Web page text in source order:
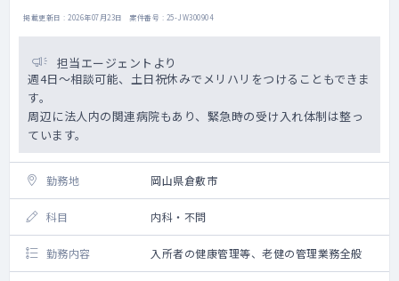
掲載更新日 : 2026年07月23日 案件番号 : 25-JW300904
担当エージェントより
週4日～相談可能、土日祝休みでメリハリをつけることもできま
す。
周辺に法人内の関連病院もあり、緊急時の受け入れ体制は整っ
ています。
勤務地 岡山県倉敷市
科目 内科・不問
勤務内容 入所者の健康管理等、老健の管理業務全般